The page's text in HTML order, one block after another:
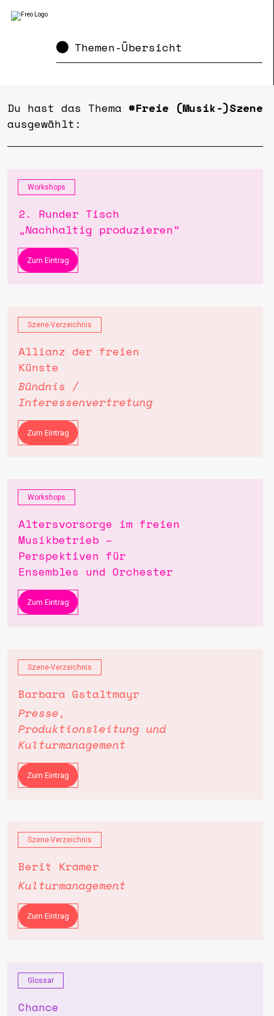
Themen-Übersicht
Du hast das Thema #Freie (Musik-)Szene
ausgewählt:
Workshops
2. Runder Tisch
„Nachhaltig produzieren“
Zum Eintrag
Szene-Verzeichnis
Allianz der freien
Künste
Bündnis /
Interessenvertretung
Zum Eintrag
Workshops
Altersvorsorge im freien
Musikbetrieb –
Perspektiven für
Ensembles und Orchester
Zum Eintrag
Szene-Verzeichnis
Barbara Gstaltmayr
Presse,
Produktionsleitung und
Kulturmanagement
Zum Eintrag
Szene-Verzeichnis
Berit Kramer
Kulturmanagement
Zum Eintrag
Glossar
Chance